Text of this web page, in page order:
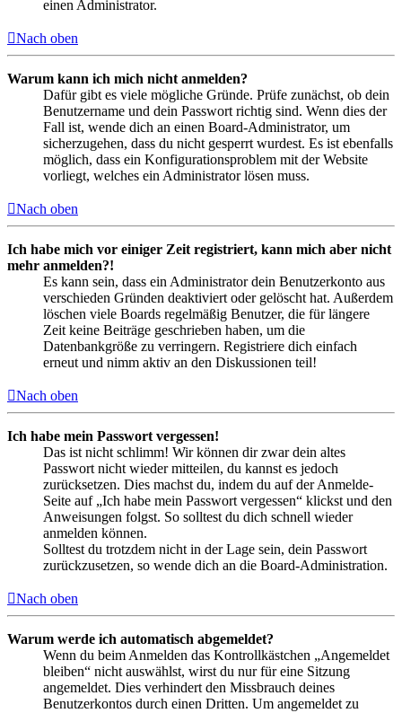
einen Administrator.
Nach oben
Warum kann ich mich nicht anmelden?
Dafür gibt es viele mögliche Gründe. Prüfe zunächst, ob dein
Benutzername und dein Passwort richtig sind. Wenn dies der
Fall ist, wende dich an einen Board-Administrator, um
sicherzugehen, dass du nicht gesperrt wurdest. Es ist ebenfalls
möglich, dass ein Konfigurationsproblem mit der Website
vorliegt, welches ein Administrator lösen muss.
Nach oben
Ich habe mich vor einiger Zeit registriert, kann mich aber nicht
mehr anmelden?!
Es kann sein, dass ein Administrator dein Benutzerkonto aus
verschieden Gründen deaktiviert oder gelöscht hat. Außerdem
löschen viele Boards regelmäßig Benutzer, die für längere
Zeit keine Beiträge geschrieben haben, um die
Datenbankgröße zu verringern. Registriere dich einfach
erneut und nimm aktiv an den Diskussionen teil!
Nach oben
Ich habe mein Passwort vergessen!
Das ist nicht schlimm! Wir können dir zwar dein altes
Passwort nicht wieder mitteilen, du kannst es jedoch
zurücksetzen. Dies machst du, indem du auf der Anmelde-
Seite auf „Ich habe mein Passwort vergessen“ klickst und den
Anweisungen folgst. So solltest du dich schnell wieder
anmelden können.
Solltest du trotzdem nicht in der Lage sein, dein Passwort
zurückzusetzen, so wende dich an die Board-Administration.
Nach oben
Warum werde ich automatisch abgemeldet?
Wenn du beim Anmelden das Kontrollkästchen „Angemeldet
bleiben“ nicht auswählst, wirst du nur für eine Sitzung
angemeldet. Dies verhindert den Missbrauch deines
Benutzerkontos durch einen Dritten. Um angemeldet zu